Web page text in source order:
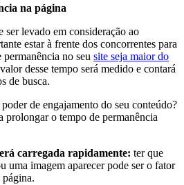
na página
ser levado em consideração ao
estar à frente dos concorrentes para
no seu site seja maior do
desse tempo será medido e contará
de busca.
de engajamento do seu conteúdo?
prolongar o tempo de permanência
carregada rapidamente: ter que
uma imagem aparecer pode ser o fator